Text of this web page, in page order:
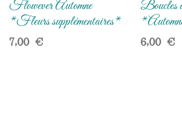
Flowever Automne
*Fleurs supplémentaires*
7,00€
Boucles
6,00€